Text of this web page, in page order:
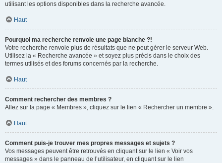
utilisant les options disponibles dans la recherche avancée.
Haut
Pourquoi ma recherche renvoie une page blanche ?!
Votre recherche renvoie plus de résultats que ne peut gérer le serveur Web.
Utilisez la « Recherche avancée » et soyez plus précis dans le choix des
termes utilisés et des forums concernés par la recherche.
Haut
Comment rechercher des membres ?
Allez sur la page « Membres », cliquez sur le lien « Rechercher un membre ».
Haut
Comment puis-je trouver mes propres messages et sujets ?
Vos messages peuvent être retrouvés en cliquant sur le lien « Voir vos
messages » dans le panneau de l’utilisateur, en cliquant sur le lien